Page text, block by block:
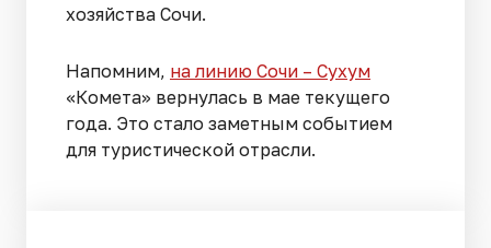
хозяйства Сочи.
Напомним, на линию Сочи – Сухум
«Комета» вернулась в мае текущего
года. Это стало заметным событием
для туристической отрасли.